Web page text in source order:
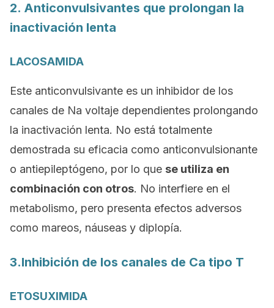
2. Anticonvulsivantes que prolongan la
inactivación lenta
LACOSAMIDA
Este anticonvulsivante es un inhibidor de los
canales de Na voltaje dependientes prolongando
la inactivación lenta. No está totalmente
demostrada su eficacia como anticonvulsionante
o antiepileptógeno, por lo que se utiliza en
combinación con otros. No interfiere en el
metabolismo, pero presenta efectos adversos
como mareos, náuseas y diplopía.
3.Inhibición de los canales de Ca tipo T
ETOSUXIMIDA